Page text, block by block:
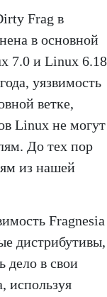
Frag в
в основной
7.0 и Linux 6.18
уязвимость
ветке,
Linux не могут
До тех пор
из нашей
Fragnesia
дистрибутивы,
дело в свои
используя